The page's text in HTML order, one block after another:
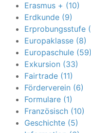
Erasmus + (10)
Erdkunde (9)
Erprobungsstufe
Europaklasse (8)
Europaschule (59)
Exkursion (33)
Fairtrade (11)
Förderverein (6)
Formulare (1)
Französisch (10)
Geschichte (5)